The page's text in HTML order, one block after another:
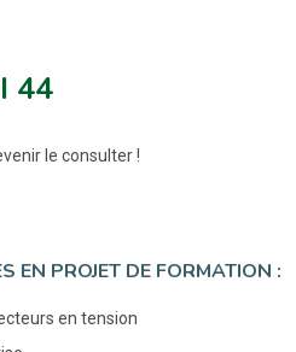
44
le consulter !
EN PROJET DE FORMATION :
en tension